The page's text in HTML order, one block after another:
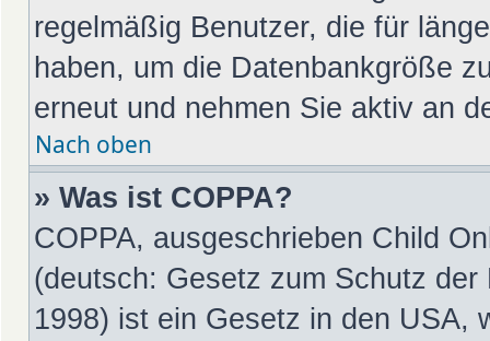
regelmäßig Benutzer, die für
haben, um die Datenbankgröße
erneut und nehmen Sie aktiv an
Nach oben
» Was ist COPPA?
COPPA, ausgeschrieben Child
(deutsch: Gesetz zum Schutz
1998) ist ein Gesetz in den USA,